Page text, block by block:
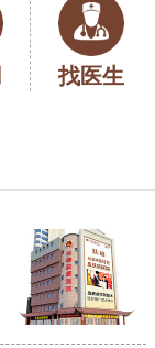
找医生